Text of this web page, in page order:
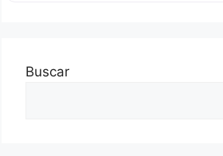
Buscar